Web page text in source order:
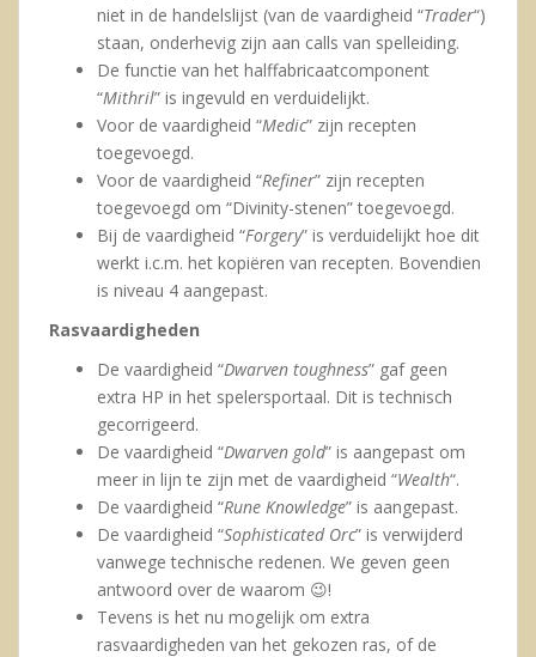
niet in de handelslijst (van de vaardigheid “Trader“)
staan, onderhevig zijn aan calls van spelleiding.
De functie van het halffabricaatcomponent
“Mithril” is ingevuld en verduidelijkt.
Voor de vaardigheid “Medic” zijn recepten
toegevoegd.
Voor de vaardigheid “Refiner” zijn recepten
toegevoegd om “Divinity-stenen” toegevoegd.
Bij de vaardigheid “Forgery” is verduidelijkt hoe dit
werkt i.c.m. het kopiëren van recepten. Bovendien
is niveau 4 aangepast.
Rasvaardigheden
De vaardigheid “Dwarven toughness” gaf geen
extra HP in het spelersportaal. Dit is technisch
gecorrigeerd.
De vaardigheid “Dwarven gold” is aangepast om
meer in lijn te zijn met de vaardigheid “Wealth“.
De vaardigheid “Rune Knowledge” is aangepast.
De vaardigheid “Sophisticated Orc” is verwijderd
vanwege technische redenen. We geven geen
antwoord over de waarom 😉!
Tevens is het nu mogelijk om extra
rasvaardigheden van het gekozen ras, of de